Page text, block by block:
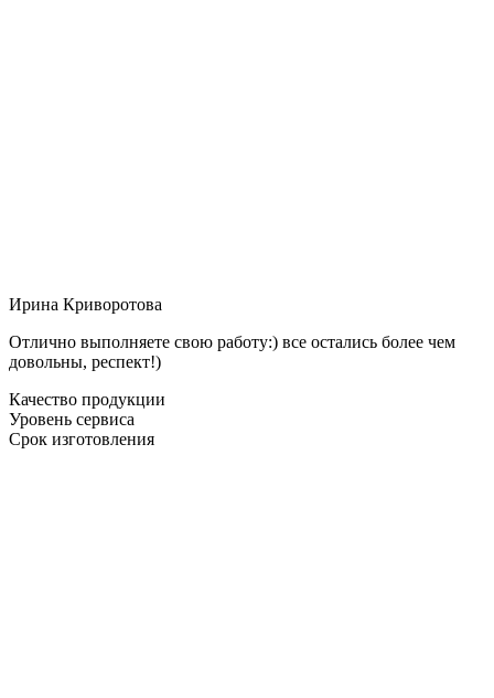
Ирина Криворотова
Отлично выполняете свою работу:) все остались более чем
довольны, респект!)
Качество продукции
Уровень сервиса
Срок изготовления